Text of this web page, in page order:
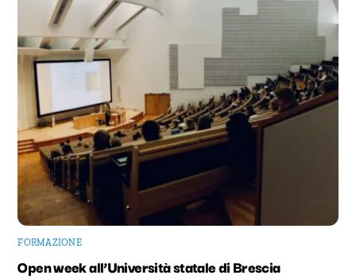
FORMAZIONE
Open week all’Università statale di Brescia